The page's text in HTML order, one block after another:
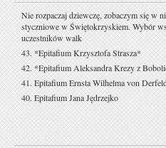
Nie rozpaczaj dziewczę, zobaczym się w
styczniowe w Świętokrzyskiem. Wybór
uczestników walk
43. *Epitafium Krzysztofa Strasza*
42. *Epitafium Aleksandra Krezy z
41. Epitafium Ernsta Wilhelma von
40. Epitafium Jana Jędrzejko